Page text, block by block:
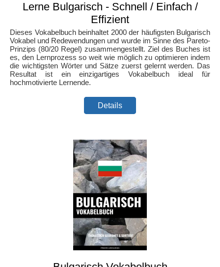
Lerne Bulgarisch - Schnell / Einfach /
Effizient
Dieses Vokabelbuch beinhaltet 2000 der häufigsten Bulgarisch
Vokabel und Redewendungen und wurde im Sinne des Pareto-
Prinzips (80/20 Regel) zusammengestellt. Ziel des Buches ist
es, den Lernprozess so weit wie möglich zu optimieren indem
die wichtigsten Wörter und Sätze zuerst gelernt werden. Das
Resultat ist ein einzigartiges Vokabelbuch ideal für
hochmotivierte Lernende.
Details